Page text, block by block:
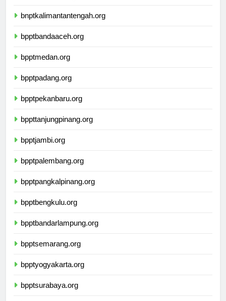
bnptkalimantantengah.org
bpptbandaaceh.org
bpptmedan.org
bpptpadang.org
bpptpekanbaru.org
bppttanjungpinang.org
bpptjambi.org
bpptpalembang.org
bpptpangkalpinang.org
bpptbengkulu.org
bpptbandarlampung.org
bpptsemarang.org
bpptyogyakarta.org
bpptsurabaya.org